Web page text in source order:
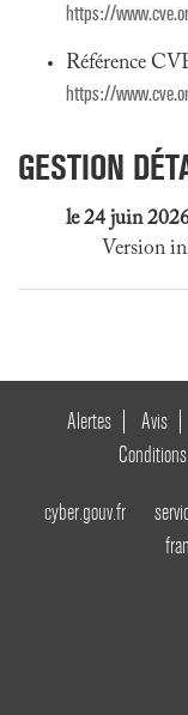
https://
Référence
https://
GESTION
le 24 juin
Version
Alertes Avis
cyber.gouv.fr